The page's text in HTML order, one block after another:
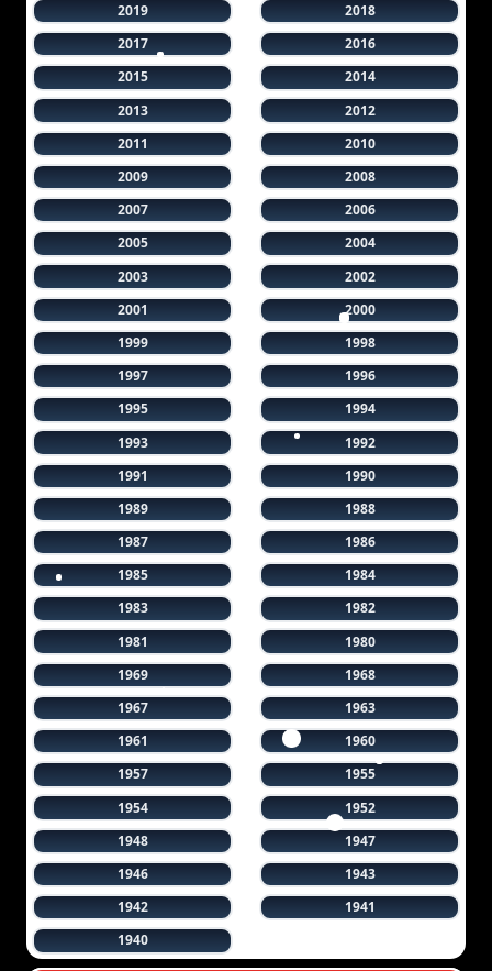
2019
2018
2017
2016
2015
2014
2013
2012
2011
2010
2009
2008
2007
2006
2005
2004
2003
2002
2001
2000
1999
1998
1997
1996
1995
1994
1993
1992
1991
1990
1989
1988
1987
1986
1985
1984
1983
1982
1981
1980
1969
1968
1967
1963
1961
1960
1957
1955
1954
1952
1948
1947
1946
1943
1942
1941
1940